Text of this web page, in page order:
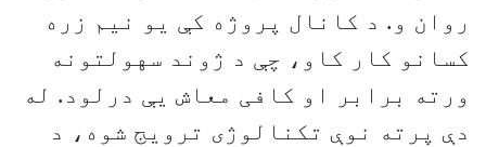
روان و. د کانال پروژه کې یو نیم زره
کسانو کار کاو، چې د ژوند سهولتونه
ورته برابر او کافی معاش یې درلود. له
دې پرته نوې تکنالوژی ترویج شوه، د